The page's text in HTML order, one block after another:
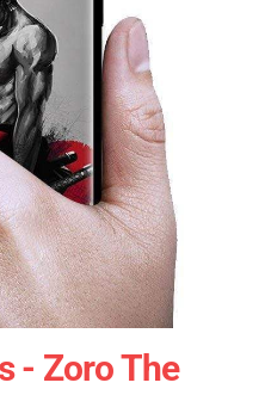
- Zoro The